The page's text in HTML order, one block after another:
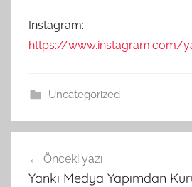
Instagram:
https://www.instagram.com/
Uncategorized
gezinmesi
Önceki yazı
Yankı Medya Yapımdan